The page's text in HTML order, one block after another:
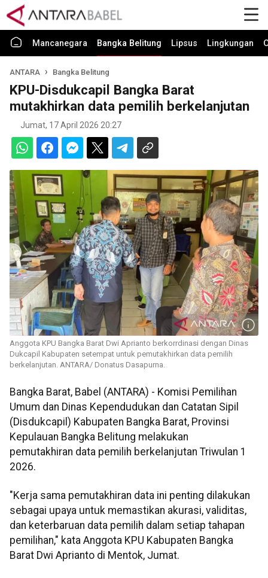
Mancanegara Bangka Belitung Lipsus Lingkungan
ANTARA Bangka Belitung
KPU-Disdukcapil Bangka Barat
mutakhirkan data pemilih berkelanjutan
Jumat, 17 April 2026 20:27
Anggota KPU Bangka Barat Dwi Aprianto berkorrdinasi dengan Dinas
Dukcapil Kabupaten setempat untuk pemutakhirkan data pemilih
berkelanjutan. ANTARA/ Donatus Dasapurna.
Bangka Barat, Babel (ANTARA) - Komisi Pemilihan
Umum dan Dinas Kependudukan dan Catatan Sipil
(Disdukcapil) Kabupaten Bangka Barat, Provinsi
Kepulauan Bangka Belitung melakukan
pemutakhiran data pemilih berkelanjutan Triwulan 1
2026.
"Kerja sama pemutakhiran data ini penting dilakukan
sebagai upaya untuk memastikan akurasi, validitas,
dan keterbaruan data pemilih dalam setiap tahapan
pemilihan," kata Anggota KPU Kabupaten Bangka
Barat Dwi Aprianto di Mentok, Jumat.